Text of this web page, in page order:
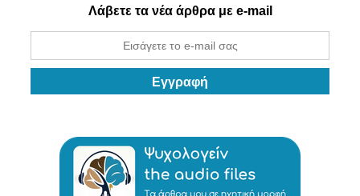
Λάβετε τα νέα άρθρα με e-mail